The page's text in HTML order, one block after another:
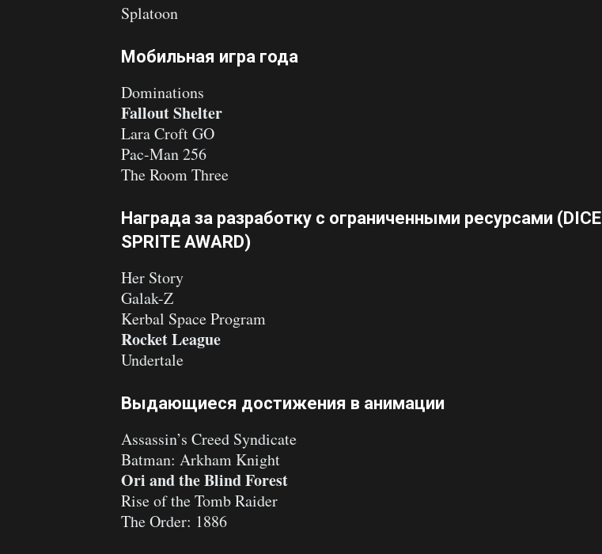
Splatoon
Мобильная игра года
Dominations
Fallout Shelter
Lara Croft GO
Pac-Man 256
The Room Three
Награда за разработку с ограниченными ресурсами (DICE
SPRITE AWARD)
Her Story
Galak-Z
Kerbal Space Program
Rocket League
Undertale
Выдающиеся достижения в анимации
Assassin’s Creed Syndicate
Batman: Arkham Knight
Ori and the Blind Forest
Rise of the Tomb Raider
The Order: 1886